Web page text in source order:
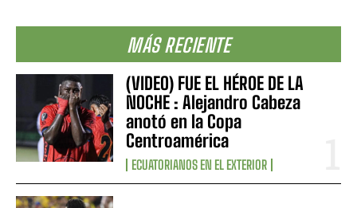
MÁS RECIENTE
(VIDEO) FUE EL HÉROE DE LA
NOCHE : Alejandro Cabeza
anotó en la Copa
Centroamérica
ECUATORIANOS EN EL EXTERIOR